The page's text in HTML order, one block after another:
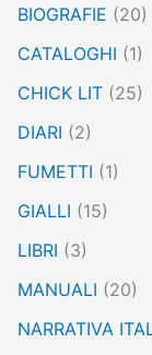
:BIOGRAFIE (20)
CATALOGHI (1)
CHICK LIT (25)
DIARI (2)
FUMETTI (1)
GIALLI (15)
LIBRI (3)
MANUALI (20)
NARRATIVA